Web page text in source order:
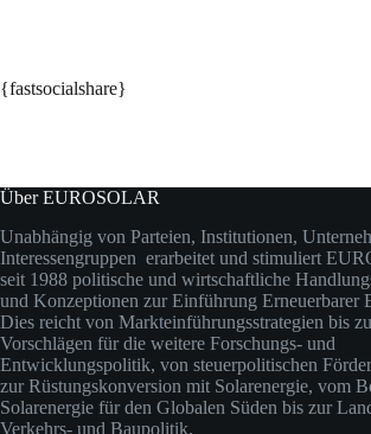
{fastsocialshare}
Über EUROSOLAR
Unabhängig von Parteien, Institutionen,
Interessengruppen erarbeitet und stimuliert
seit 1988 politische und wirtschaftliche
und Konzeptionen zur Einführung Erneuerbarer
Dies reicht von Markteinführungsstrategien bis zu
Vorschlägen für die weitere Forschungs- und
Entwicklungspolitik, von steuerpolitischen
zur Rüstungskonversion mit Solarenergie, vom
Solarenergie für den Globalen Süden bis zur
Verkehrs- und Baupolitik.